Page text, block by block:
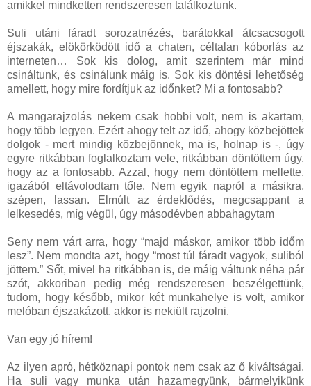
amikkel mindketten rendszeresen találkoztunk.
Suli utáni fáradt sorozatnézés, barátokkal átcsacsogott
éjszakák, elökörködött idő a chaten, céltalan kóborlás az
interneten… Sok kis dolog, amit szerintem már mind
csináltunk, és csinálunk máig is. Sok kis döntési lehetőség
amellett, hogy mire fordítjuk az időnket? Mi a fontosabb?
A mangarajzolás nekem csak hobbi volt, nem is akartam,
hogy több legyen. Ezért ahogy telt az idő, ahogy közbejöttek
dolgok - mert mindig közbejönnek, ma is, holnap is -, úgy
egyre ritkábban foglalkoztam vele, ritkábban döntöttem úgy,
hogy az a fontosabb. Azzal, hogy nem döntöttem mellette,
igazából eltávolodtam tőle. Nem egyik napról a másikra,
szépen, lassan. Elmúlt az érdeklődés, megcsappant a
lelkesedés, míg végül, úgy másodévben abbahagytam
Seny nem várt arra, hogy “majd máskor, amikor több időm
lesz”. Nem mondta azt, hogy “most túl fáradt vagyok, suliból
jöttem.” Sőt, mivel ha ritkábban is, de máig váltunk néha pár
szót, akkoriban pedig még rendszeresen beszélgettünk,
tudom, hogy később, mikor két munkahelye is volt, amikor
melóban éjszakázott, akkor is nekiült rajzolni.
Van egy jó hírem!
Az ilyen apró, hétköznapi pontok nem csak az ő kiváltságai.
Ha suli vagy munka után hazamegyünk, bármelyikünk